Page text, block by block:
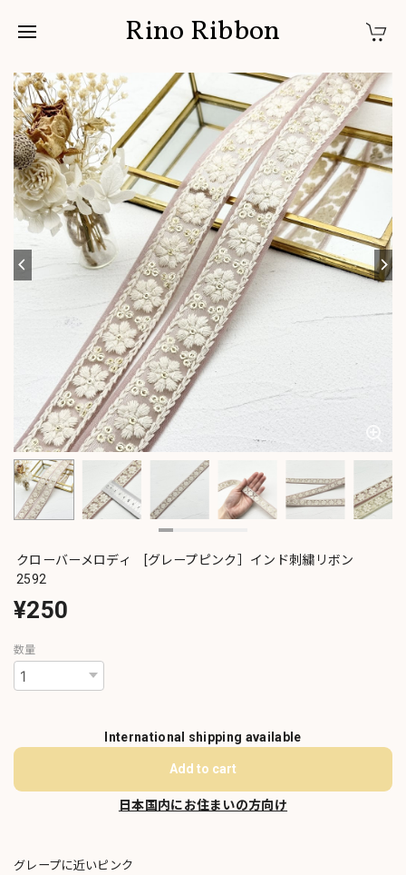
Rino Ribbon
クローバーメロディ [グレープピンク］インド刺繍リボン
2592
¥250
数量
International shipping available
Add to cart
日本国内にお住まいの方向け
グレープに近いピンク